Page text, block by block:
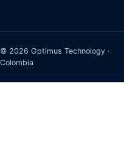
© 2026 Optimus Technology ·
Colombia